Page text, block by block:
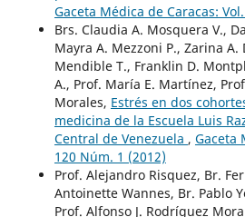
Gaceta Médica de Caracas:
Brs. Claudia A. Mosquera V.,
Mayra A. Mezzoni P., Zarina A.
Mendible T., Franklin D.
A., Prof. María E. Martínez,
Morales, Estrés en dos
medicina de la Escuela Luis
Central de Venezuela , Gaceta
120 Núm. 1 (2012)
Prof. Alejandro Risquez, Br.
Antoinette Wannes, Br. Pablo
Prof. Alfonso J. Rodríguez